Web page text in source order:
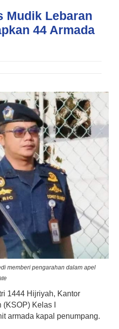
Mudik Lebaran
44 Armada
memberi pengarahan dalam apel
1444 Hijriyah, Kantor
Kelas I
armada kapal penumpang.